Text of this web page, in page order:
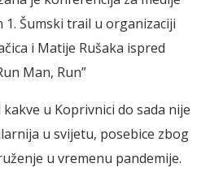
Šumski trail u organizaciji
i Matije Rušaka ispred
Man, Run”
u Koprivnici do sada nije
u svijetu, posebice zbog
u vremenu pandemije.